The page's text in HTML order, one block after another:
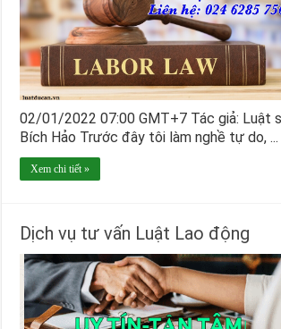
02/01/2022 07:00 GMT+7 Tác giả: Luật
Bích Hảo Trước đây tôi làm nghề tự do, ...
Xem chi tiết »
Dịch vụ tư vấn Luật Lao động